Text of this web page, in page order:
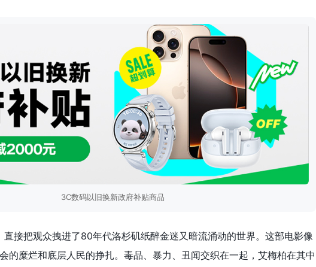
3C数码以旧换新政府补贴商品
接把观众拽进了80年代洛杉矶纸醉金迷又暗流涌动的世界。这部电影像
的糜烂和底层人民的挣扎。毒品、暴力、丑闻交织在一起，艾梅柏在其中